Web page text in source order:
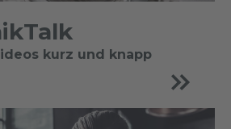
kurz und knapp